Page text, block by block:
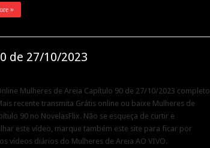
»
de 27/10/2023
Mulheres de Areia Capítulo 90 de 27/10/2023 completo
recente transmita Grátis online ou baixe Mulheres de
90 no NovelasFlix. Não se esqueça de curtir e
este vídeo, marque também este site para ficar por
vídeos diários do Mulheres de Areia AO VIVO.